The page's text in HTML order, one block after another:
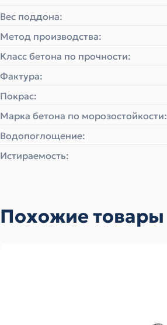
Вес поддона:
Метод производства:
Класс бетона по прочности:
Фактура:
Покрас:
Марка бетона по морозостойкости:
Водопоглощение:
Истираемость:
Похожие товары